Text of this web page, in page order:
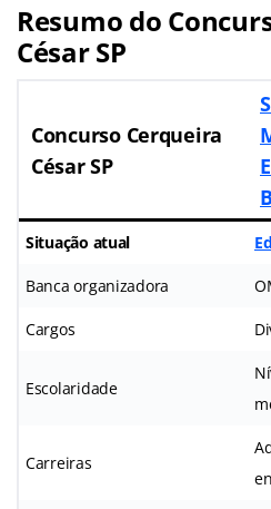
Resumo do
César SP
Concurso Cerqueira
César SP
Situação atual
Banca organizadora
Cargos
Escolaridade
Carreiras